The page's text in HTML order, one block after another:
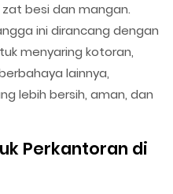
besi dan mangan.
ini dirancang dengan
menyaring kotoran,
lainnya,
lebih bersih, aman, dan
Perkantoran di